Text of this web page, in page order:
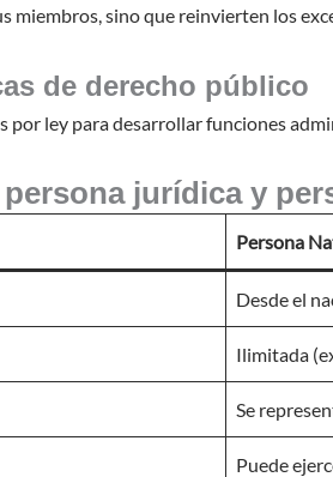
miembros, sino que reinvierten los
de derecho público
por ley para desarrollar funciones
jurídica y
Persona
Desde el
Ilimitada
Se
Puede